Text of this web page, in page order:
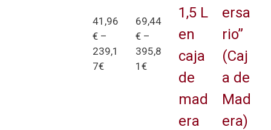
41,96
€–
239,1
7€
69,44
€–
395,8
1 €
1,5 L
en
caja
de
mad
era
ersa
rio”
(Caj
a de
Mad
era)